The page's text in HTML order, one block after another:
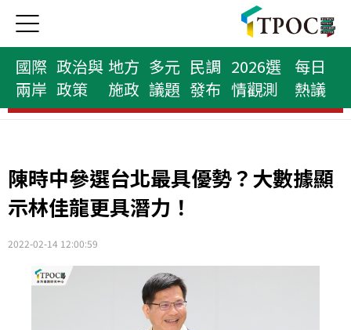
國際
兩岸
政治與
政策
地方
施政
多元
議題
民調
發布
2026選
情觀測
每日
熱議
縣市首長榜
陳時中參選台北最具優勢？大數據顯
示林佳龍更具潛力！
2022-02-14 12:00:59